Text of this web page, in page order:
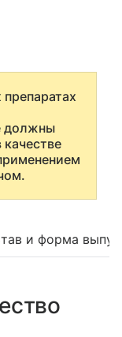
должны
и форма